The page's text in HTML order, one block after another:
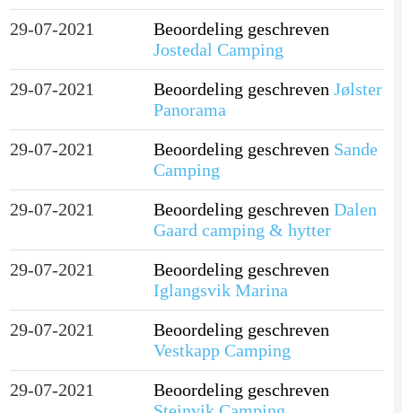
29-07-2021
Beoordeling geschreven
Jostedal Camping
29-07-2021
Beoordeling geschreven Jølster
Panorama
29-07-2021
Beoordeling geschreven Sande
Camping
29-07-2021
Beoordeling geschreven Dalen
Gaard camping & hytter
29-07-2021
Beoordeling geschreven
Iglangsvik Marina
29-07-2021
Beoordeling geschreven
Vestkapp Camping
29-07-2021
Beoordeling geschreven